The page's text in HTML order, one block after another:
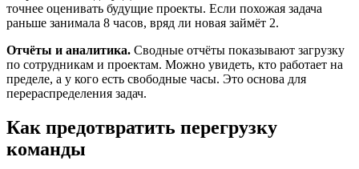
точнее оценивать будущие проекты. Если похожая задача
раньше занимала 8 часов, вряд ли новая займёт 2.
Отчёты и аналитика. Сводные отчёты показывают загрузку
по сотрудникам и проектам. Можно увидеть, кто работает на
пределе, а у кого есть свободные часы. Это основа для
перераспределения задач.
Как предотвратить перегрузку
команды